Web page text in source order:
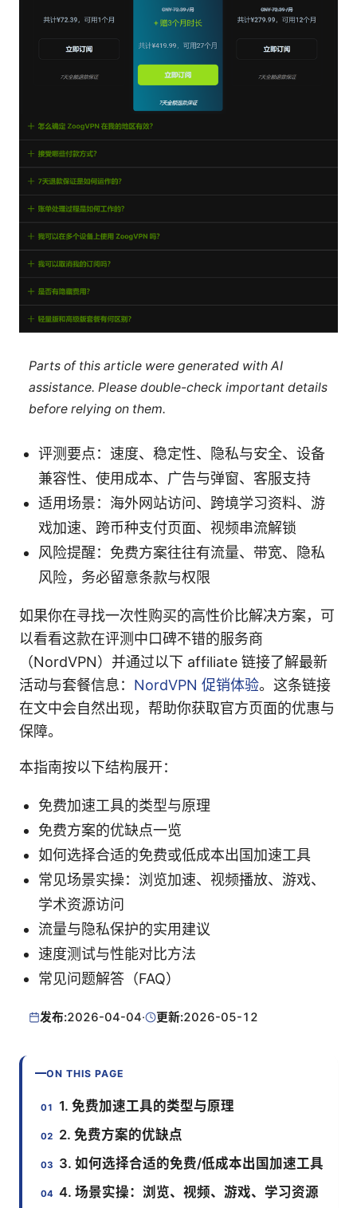
Parts of this article were generated with AI
assistance. Please double-check important details
before relying on them.
评测要点：速度、稳定性、隐私与安全、设备
兼容性、使用成本、广告与弹窗、客服支持
适用场景：海外网站访问、跨境学习资料、游
戏加速、跨币种支付页面、视频串流解锁
风险提醒：免费方案往往有流量、带宽、隐私
风险，务必留意条款与权限
如果你在寻找一次性购买的高性价比解决方案，可
以看看这款在评测中口碑不错的服务商
（NordVPN）并通过以下 affiliate 链接了解最新
活动与套餐信息： NordVPN 促销体验。这条链接
在文中会自然出现，帮助你获取官方页面的优惠与
保障。
本指南按以下结构展开：
免费加速工具的类型与原理
免费方案的优缺点一览
如何选择合适的免费或低成本出国加速工具
常见场景实操：浏览加速、视频播放、游戏、
学术资源访问
流量与隐私保护的实用建议
速度测试与性能对比方法
常见问题解答（FAQ）
发布:2026-04-04· 更新:2026-05-12
ON THIS PAGE
1. 免费加速工具的类型与原理
2. 免费方案的优缺点
3. 如何选择合适的免费/低成本出国加速工具
4. 场景实操：浏览、视频、游戏、学习资源